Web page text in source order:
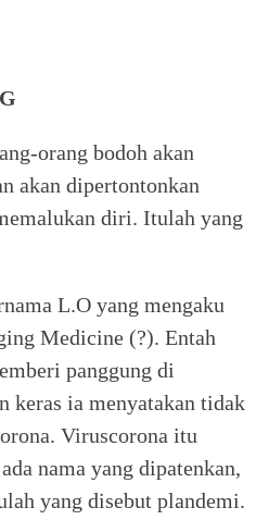
orang bodoh akan
akan dipertontonkan
diri. Itulah yang
L.O yang mengaku
Medicine (?). Entah
panggung di
keras ia menyatakan tidak
Viruscorona itu
nama yang dipatenkan,
yang disebut plandemi.